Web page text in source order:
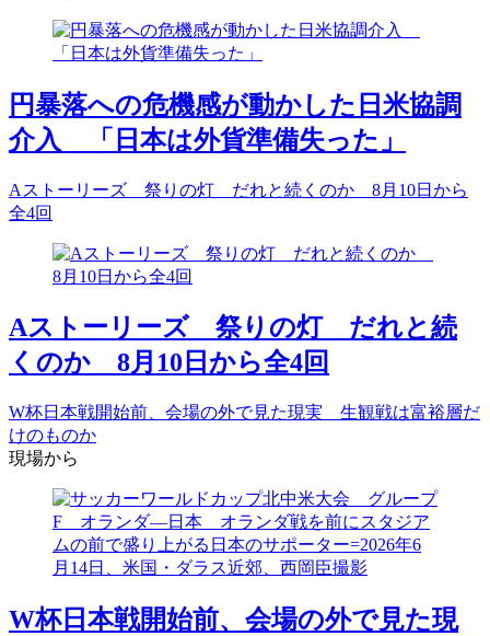
円暴落への危機感が動かした日米協調
介入 「日本は外貨準備失った」
Aストーリーズ 祭りの灯 だれと続くのか 8月10日から
全4回
Aストーリーズ 祭りの灯 だれと続
くのか 8月10日から全4回
W杯日本戦開始前、会場の外で見た現実 生観戦は富裕層だ
けのものか
現場から
W杯日本戦開始前、会場の外で見た現